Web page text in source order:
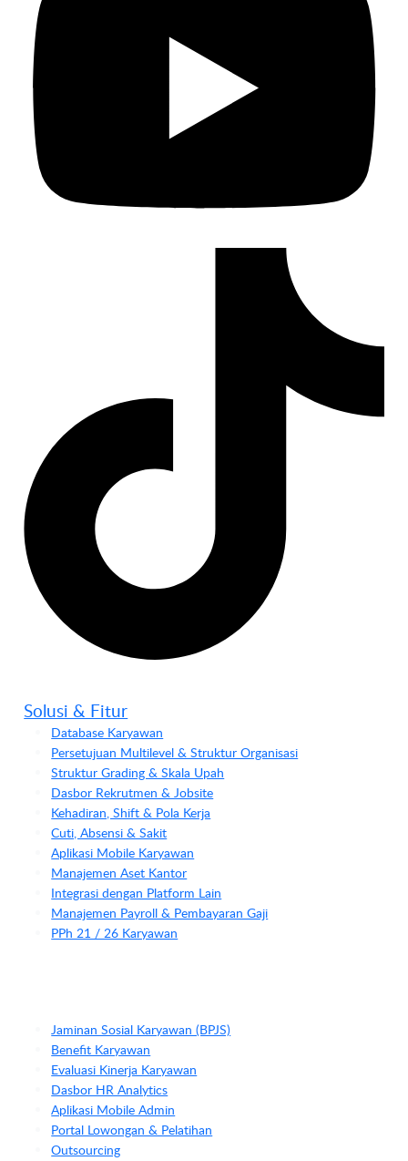
Solusi & Fitur
Database Karyawan
Persetujuan Multilevel & Struktur Organisasi
Struktur Grading & Skala Upah
Dasbor Rekrutmen & Jobsite
Kehadiran, Shift & Pola Kerja
Cuti, Absensi & Sakit
Aplikasi Mobile Karyawan
Manajemen Aset Kantor
Integrasi dengan Platform Lain
Manajemen Payroll & Pembayaran Gaji
PPh 21 / 26 Karyawan
Jaminan Sosial Karyawan (BPJS)
Benefit Karyawan
Evaluasi Kinerja Karyawan
Dasbor HR Analytics
Aplikasi Mobile Admin
Portal Lowongan & Pelatihan
Outsourcing